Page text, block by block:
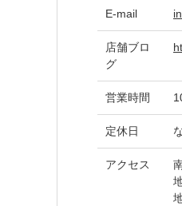
E-mail
店舗ブロ
グ
営業時間
定休日
アクセス